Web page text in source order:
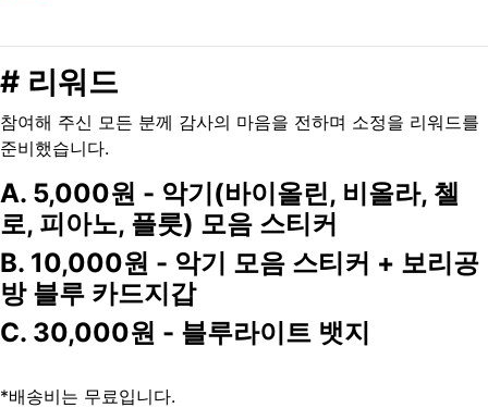
# 리워드
참여해 주신 모든 분께 감사의 마음을 전하며 소정을 리워드를
준비했습니다.
A. 5,000원 - 악기(바이올린, 비올라, 첼
로, 피아노, 플릇) 모음 스티커
B. 10,000원 - 악기 모음 스티커 + 보리공
방 블루 카드지갑
C. 30,000원 - 블루라이트 뱃지
*배송비는 무료입니다.